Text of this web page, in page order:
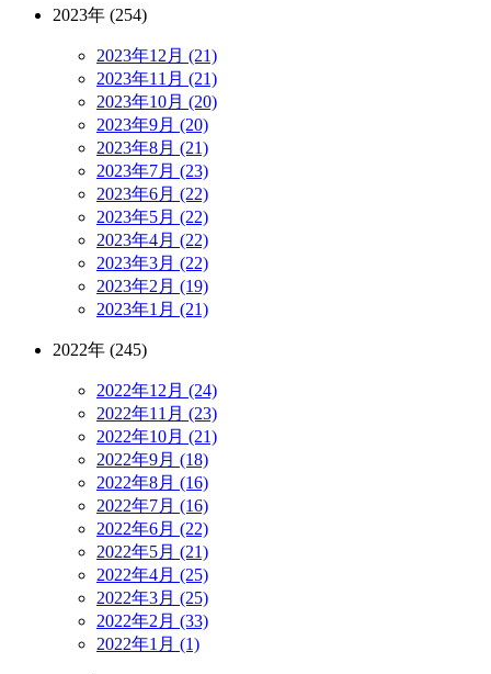
2023年 (254)
2023年12月 (21)
2023年11月 (21)
2023年10月 (20)
2023年9月 (20)
2023年8月 (21)
2023年7月 (23)
2023年6月 (22)
2023年5月 (22)
2023年4月 (22)
2023年3月 (22)
2023年2月 (19)
2023年1月 (21)
2022年 (245)
2022年12月 (24)
2022年11月 (23)
2022年10月 (21)
2022年9月 (18)
2022年8月 (16)
2022年7月 (16)
2022年6月 (22)
2022年5月 (21)
2022年4月 (25)
2022年3月 (25)
2022年2月 (33)
2022年1月 (1)